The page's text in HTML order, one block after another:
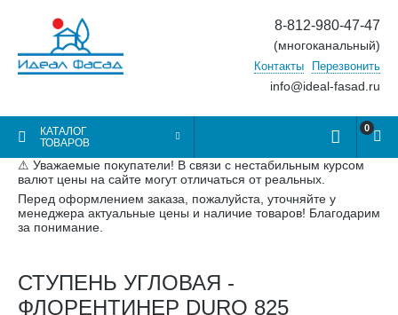
8-812-980-47-47
(многоканальный)
Контакты Перезвонить
info@ideal-fasad.ru
КАТАЛОГ
ТОВАРОВ
0
⚠ Уважаемые покупатели! В связи с нестабильным курсом
валют цены на сайте могут отличаться от реальных.
Перед оформлением заказа, пожалуйста, уточняйте у
менеджера актуальные цены и наличие товаров! Благодарим
за понимание.
СТУПЕНЬ УГЛОВАЯ -
ФЛОРЕНТИНЕР DURO 825